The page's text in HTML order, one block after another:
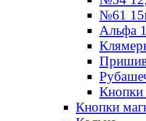
№61
Альфа
Кнопки
Кнопки